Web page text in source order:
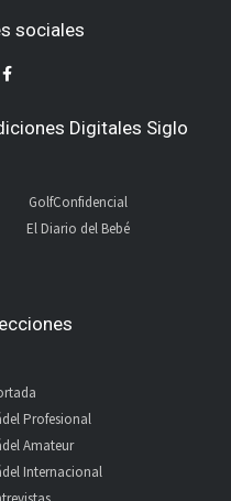
sociales
Digitales Siglo
GolfConfidencial
El Diario del Bebé
Profesional
Amateur
Internacional